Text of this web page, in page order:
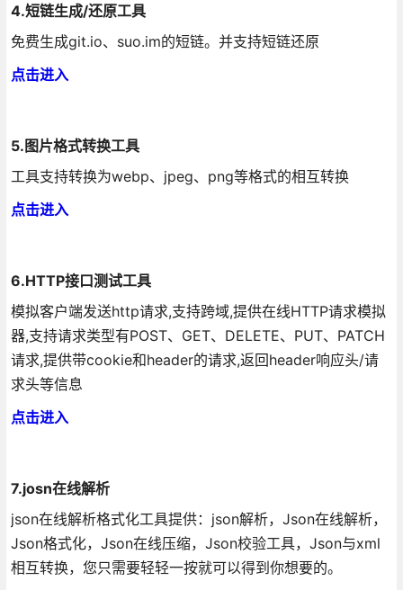
4.短链生成/还原工具
免费生成git.io、suo.im的短链。并支持短链还原
点击进入
5.图片格式转换工具
工具支持转换为webp、jpeg、png等格式的相互转换
点击进入
6.HTTP接口测试工具
模拟客户端发送http请求,支持跨域,提供在线HTTP请求模拟
器,支持请求类型有POST、GET、DELETE、PUT、PATCH
请求,提供带cookie和header的请求,返回header响应头/请
求头等信息
点击进入
7.josn在线解析
json在线解析格式化工具提供：json解析，Json在线解析，
Json格式化，Json在线压缩，Json校验工具，Json与xml
相互转换，您只需要轻轻一按就可以得到你想要的。